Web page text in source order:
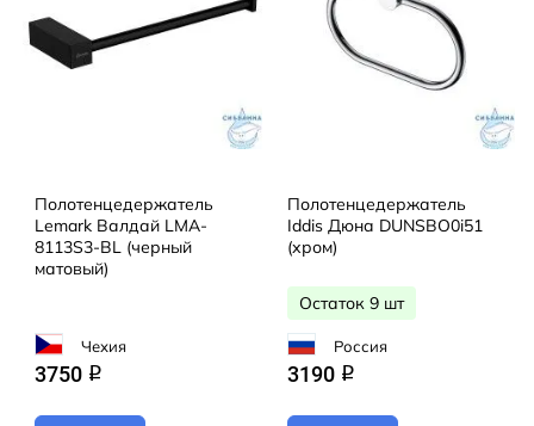
Полотенцедержатель
Lemark Валдай LMA-
8113S3-BL (черный
матовый)
Чехия
3750 q
Полотенцедержатель
Iddis Дюна DUNSBO0i51
(хром)
Остаток 9 шт
Россия
3190 q